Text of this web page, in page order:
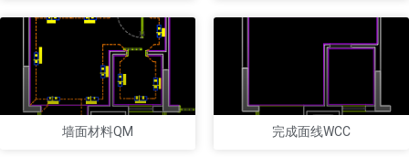
墙面材料QM 完成面线WCC